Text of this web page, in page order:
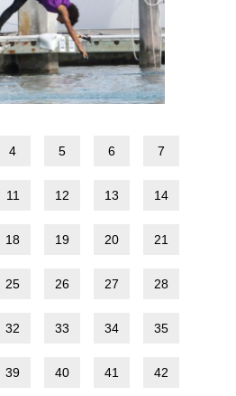
4 5 6 7
11 12 13 14
18 19 20 21
25 26 27 28
32 33 34 35
39 40 41 42